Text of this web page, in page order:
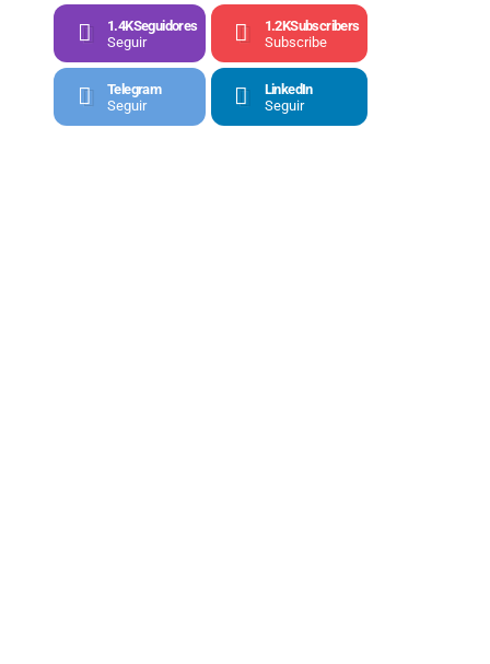
1.4KSeguidores
Seguir
1.2KSubscribers
Subscribe
Telegram
Seguir
LinkedIn
Seguir